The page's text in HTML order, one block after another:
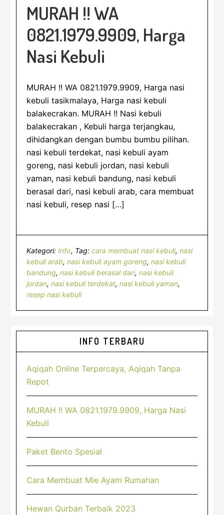
MURAH !! WA
0821.1979.9909, Harga
Nasi Kebuli
MURAH !! WA 0821.1979.9909, Harga nasi
kebuli tasikmalaya, Harga nasi kebuli
balakecrakan. MURAH !! Nasi kebuli
balakecrakan , Kebuli harga terjangkau,
dihidangkan dengan bumbu bumbu pilihan.
nasi kebuli terdekat, nasi kebuli ayam
goreng, nasi kebuli jordan, nasi kebuli
yaman, nasi kebuli bandung, nasi kebuli
berasal dari, nasi kebuli arab, cara membuat
nasi kebuli, resep nasi […]
Kategori:Info Tag:cara membuat nasi kebuli,nasi
kebuli arab,nasi kebuli ayam goreng,nasi kebuli
bandung,nasi kebuli berasal dari,nasi kebuli
jordan,nasi kebuli terdekat,nasi kebuli yaman,
resep nasi kebuli
Sidebar
Utama
INFO TERBARU
Aqiqah Online Terpercaya, Aqiqah Tanpa
Repot
MURAH !! WA 0821.1979.9909, Harga Nasi
Kebuli
Paket Bento Spesial
Cara Membuat Mie Ayam Rumahan
Hewan Qurban Terbaik 2023